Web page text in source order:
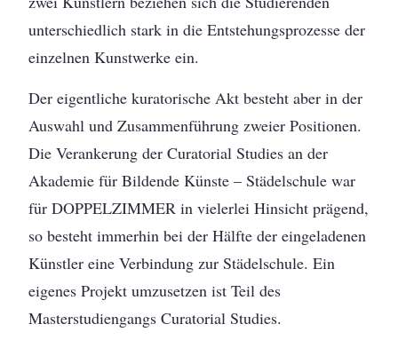
unterschiedlich stark in die Entstehungsprozesse der
einzelnen Kunstwerke ein.
Der eigentliche kuratorische Akt besteht aber in der
Auswahl und Zusammenführung zweier Positionen.
Die Verankerung der Curatorial Studies an der
Akademie für Bildende Künste – Städelschule war
für DOPPELZIMMER in vielerlei Hinsicht prägend,
so besteht immerhin bei der Hälfte der eingeladenen
Künstler eine Verbindung zur Städelschule. Ein
eigenes Projekt umzusetzen ist Teil des
Masterstudiengangs Curatorial Studies.